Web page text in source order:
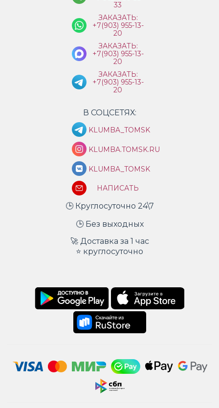
33
ЗАКАЗАТЬ:
+7(903) 955-13-
20
ЗАКАЗАТЬ:
+7(903) 955-13-
20
ЗАКАЗАТЬ:
+7(903) 955-13-
20
В СОЦСЕТЯХ:
KLUMBA_TOMSK
KLUMBA.TOMSK.RU
KLUMBA_TOMSK
НАПИСАТЬ
🕒 Круглосуточно 24\7
🕒 Без выходных
🚀 Доставка за 1 час
⭐ круглосуточно